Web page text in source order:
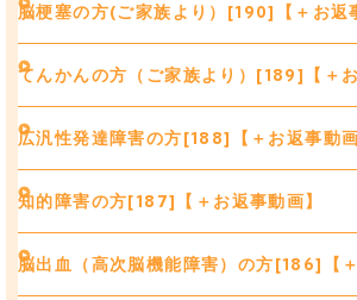
脳梗塞の方(ご家族より）[190]【＋お返
てんかんの方（ご家族より）[189]【＋お
広汎性発達障害の方[188]【＋お返事動画
知的障害の方[187]【＋お返事動画】
脳出血（高次脳機能障害）の方[186]【＋